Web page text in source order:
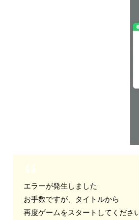
エラーが発生しました
お手数ですが、タイトルから
再度ゲームをスタートしてくださ